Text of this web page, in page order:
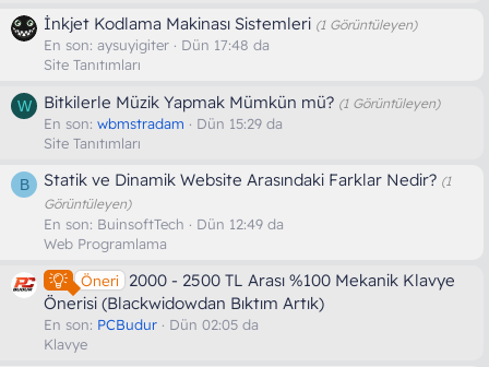
İnkjet Kodlama Makinası Sistemleri (1 Görüntüleyen)
En son: aysuyigiter
Dün 17:48 da
Site Tanıtımları
W Bitkilerle Müzik Yapmak Mümkün mü? (1 Görüntüleyen)
En son: wbmstradam
Dün 15:29 da
Site Tanıtımları
B Statik ve Dinamik Website Arasındaki Farklar Nedir? (1
Görüntüleyen)
En son: BuinsoftTech
Dün 12:49 da
Web Programlama
Öneri
2000 - 2500 TL Arası %100 Mekanik Klavye
Önerisi (Blackwidowdan Bıktım Artık)
En son: PCBudur
Dün 02:05 da
Klavye